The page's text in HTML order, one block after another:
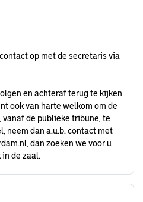
op met de secretaris via
en achteraf terug te kijken
ook van harte welkom om de
de publieke tribune, te
neem dan a.u.b. contact met
, dan zoeken we voor u
de zaal.